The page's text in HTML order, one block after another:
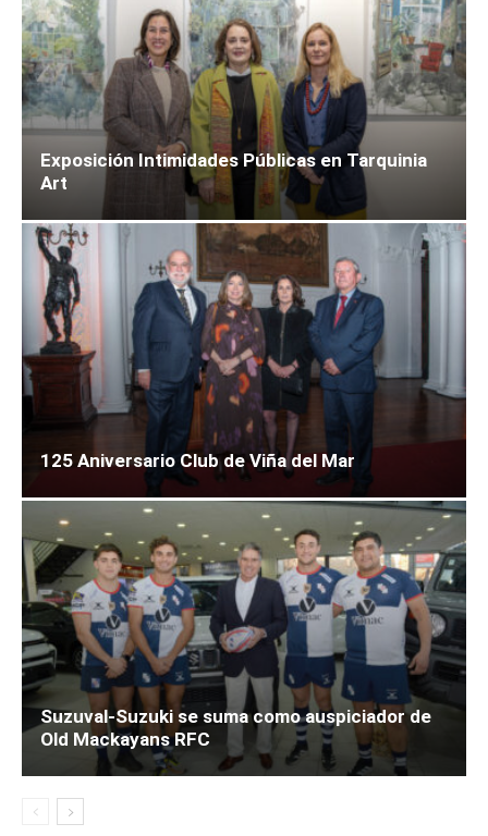
Exposición Intimidades Públicas en Tarquinia
Art
125 Aniversario Club de Viña del Mar
Suzuval-Suzuki se suma como auspiciador de
Old Mackayans RFC